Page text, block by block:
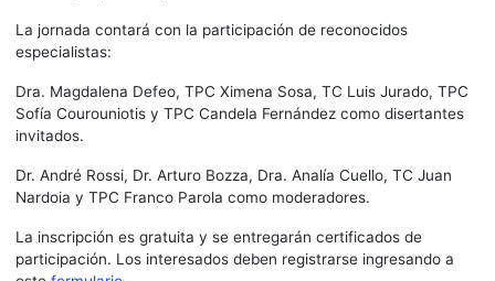
La jornada contará con la participación de reconocidos
especialistas:
Dra. Magdalena Defeo, TPC Ximena Sosa, TC Luis Jurado, TPC
Sofía Courouniotis y TPC Candela Fernández como disertantes
invitados.
Dr. André Rossi, Dr. Arturo Bozza, Dra. Analía Cuello, TC Juan
Nardoia y TPC Franco Parola como moderadores.
La inscripción es gratuita y se entregarán certificados de
participación. Los interesados deben registrarse ingresando a